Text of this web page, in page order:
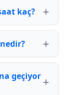
kaç?
geçiyor